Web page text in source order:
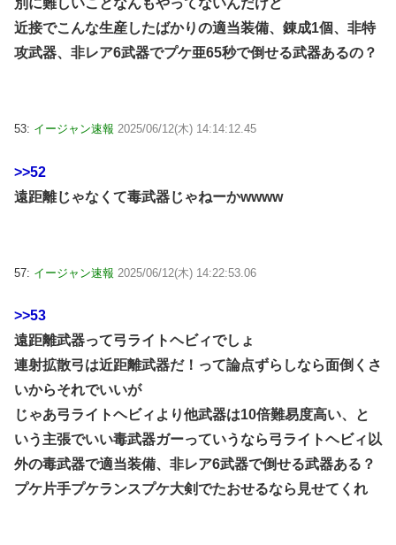
別に難しいことなんもやってないんだけど
近接でこんな生産したばかりの適当装備、錬成1個、非特
攻武器、非レア6武器でプケ亜65秒で倒せる武器あるの？
53: イージャン速報 2025/06/12(木) 14:14:12.45
>>52
遠距離じゃなくて毒武器じゃねーかwwww
57: イージャン速報 2025/06/12(木) 14:22:53.06
>>53
遠距離武器って弓ライトヘビィでしょ
連射拡散弓は近距離武器だ！って論点ずらしなら面倒くさ
いからそれでいいが
じゃあ弓ライトヘビィより他武器は10倍難易度高い、と
いう主張でいい毒武器ガーっていうなら弓ライトヘビィ以
外の毒武器で適当装備、非レア6武器で倒せる武器ある？
プケ片手プケランスプケ大剣でたおせるなら見せてくれ